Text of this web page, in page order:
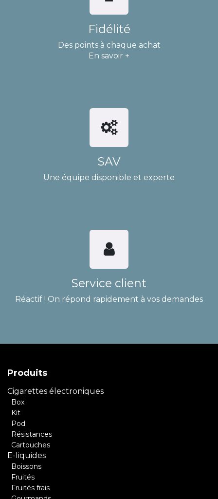
Fidélité
Des points à chaque achat
En savoir +
SAV
Une équipe disponible et experte
Service client
Réactif ! On répond rapidement à vos demandes
Produits
Cigarettes électroniques
Box
Kit
Pod
Résistances
Cartouches
E-liquides
Boissons
Fruités
Fruités frais